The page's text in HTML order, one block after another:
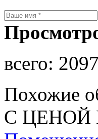
всего: 2097
Похожие
С ЦЕНОЙ